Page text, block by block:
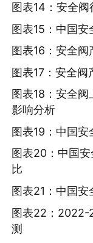
图表14：安全
图表15：中国
图表16：安全阀
图表17：安全阀
图表18：安全
影响分析
图表19：中国
图表20：中国
比
图表21：中国
图表22：2022-
测